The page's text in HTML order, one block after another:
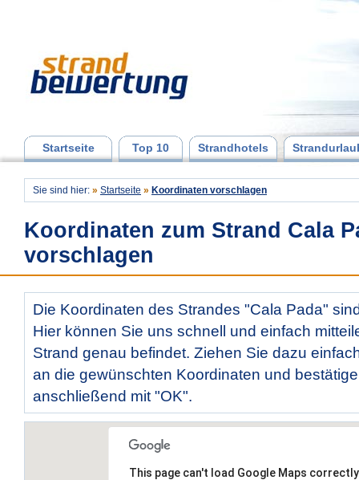
Startseite Top 10 Strandhotels
Sie sind hier: » Startseite » Koordinaten vorschlagen
Koordinaten zum Strand Cala
vorschlagen
Die Koordinaten des Strandes "Cala Pada"
Hier können Sie uns schnell und einfach
Strand genau befindet. Ziehen Sie dazu
an die gewünschten Koordinaten und
anschließend mit "OK".
This page can't load Google Maps